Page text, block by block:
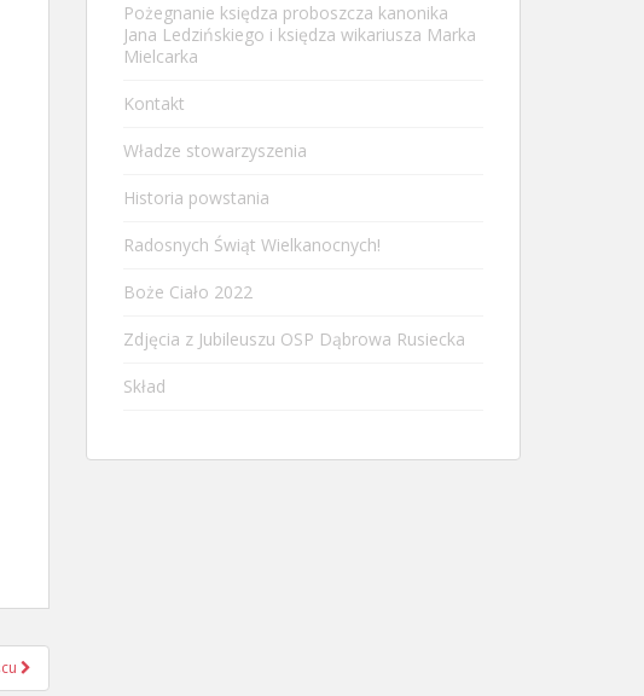
Pożegnanie księdza proboszcza kanonika
Jana Ledzińskiego i księdza wikariusza Marka
Mielcarka
Kontakt
Władze stowarzyszenia
Historia powstania
Radosnych Świąt Wielkanocnych!
Boże Ciało 2022
Zdjęcia z Jubileuszu OSP Dąbrowa Rusiecka
Skład